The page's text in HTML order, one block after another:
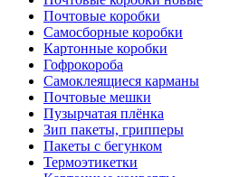
Почтовые коробки
Самосборные коробки
Картонные коробки
Гофрокороба
Самоклеящиеся карманы
Почтовые мешки
Пузырчатая плёнка
Зип пакеты, грипперы
Пакеты с бегунком
Термоэтикетки